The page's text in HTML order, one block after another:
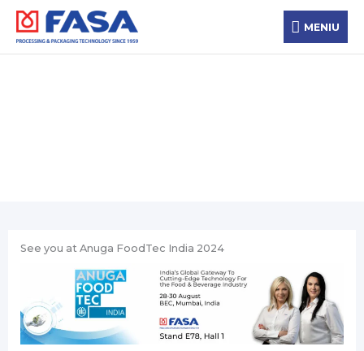
Zum
Inhalt
springen
MENIU
MENIU
See you at Anuga FoodTec India 2024